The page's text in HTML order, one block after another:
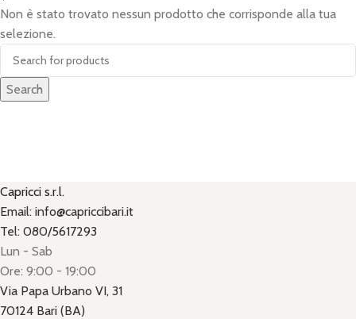
Non è stato trovato nessun prodotto che corrisponde alla tua
selezione.
Search
Capricci s.r.l.
Email: info@capriccibari.it
Tel: 080/5617293
Lun - Sab
Ore: 9:00 - 19:00
Via Papa Urbano VI, 31
70124 Bari (BA)